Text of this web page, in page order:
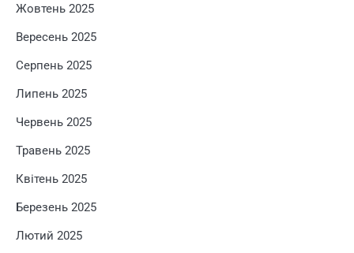
Жовтень 2025
Вересень 2025
Серпень 2025
Липень 2025
Червень 2025
Травень 2025
Квітень 2025
Березень 2025
Лютий 2025